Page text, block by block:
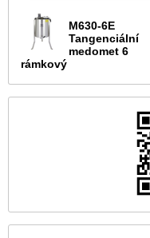
M630-6E
Tangenciální
medomet 6
rámkový